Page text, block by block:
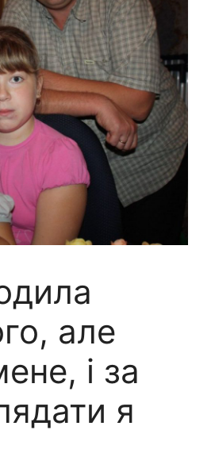
але
і за
я